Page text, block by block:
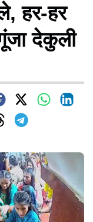
हर-हर
देकुली